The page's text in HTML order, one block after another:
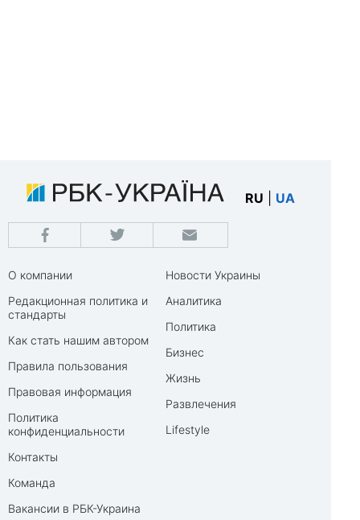
RU UA
О компании
Редакционная политика и
стандарты
Как стать нашим автором
Правила пользования
Правовая информация
Политика
конфиденциальности
Контакты
Команда
Вакансии в РБК-Украина
Новости Украины
Аналитика
Политика
Бизнес
Жизнь
Развлечения
Lifestyle